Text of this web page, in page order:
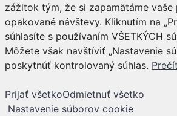
zážitok tým, že si zapamätáme vaše
opakované návštevy. Kliknutím na
súhlasíte s používaním VŠETKÝCH
Môžete však navštíviť „Nastavenie
poskytnúť kontrolovaný súhlas.
Prijať všetkoOdmietnuť všetko
Nastavenie súborov cookie